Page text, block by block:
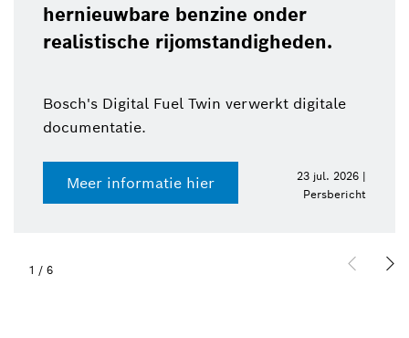
hernieuwbare benzine onder
realistische rijomstandigheden.
Bosch's Digital Fuel Twin verwerkt digitale
documentatie.
Meer informatie hier
23 jul. 2026 |
Persbericht
1 / 6